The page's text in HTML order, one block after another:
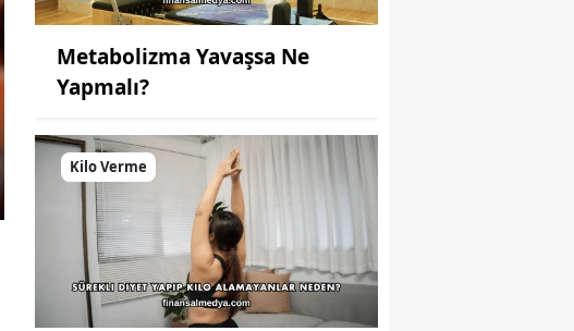
Metabolizma Yavaşsa Ne
Yapmalı?
Kilo Verme